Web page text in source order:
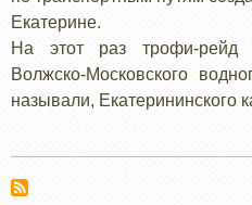
Екатерине.
На этот раз трофи-рейд
Волжско-Московского
называли, Екатерининского